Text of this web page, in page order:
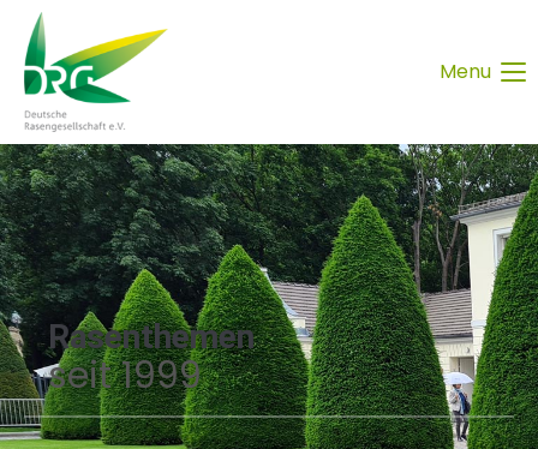
Menu
Rasenthemen
seit 1999